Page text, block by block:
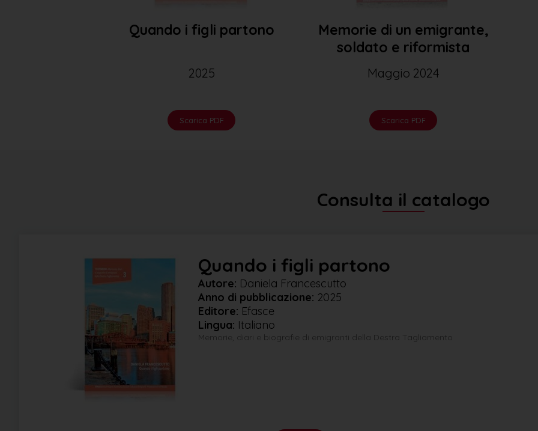
Quando i figli partono
2025
Scarica PDF
Memorie di un emigrante,
soldato e riformista
Maggio 2024
Scarica PDF
Consulta il catalogo
Quando i figli partono
Autore: Daniela Francescutto
Anno di pubblicazione: 2025
Editore: Efasce
Lingua: Italiano
Memorie, diari e biografie di emigranti della Destra Tagliamento